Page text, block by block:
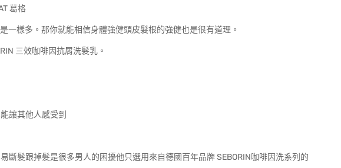
葛格
一樣多。那你就能相信身體強健頭皮髮根的強健也是很有道理。
三效咖啡因抗屑洗髮乳。
讓其他人感受到
斷髮跟掉髮是很多男人的困擾他只選用來自德國百年品牌 SEBORIN咖啡因洗系列的